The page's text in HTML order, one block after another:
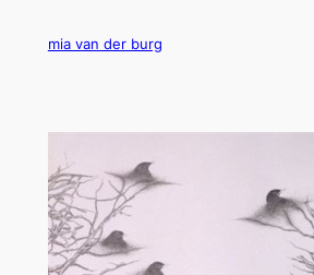
mia van der burg